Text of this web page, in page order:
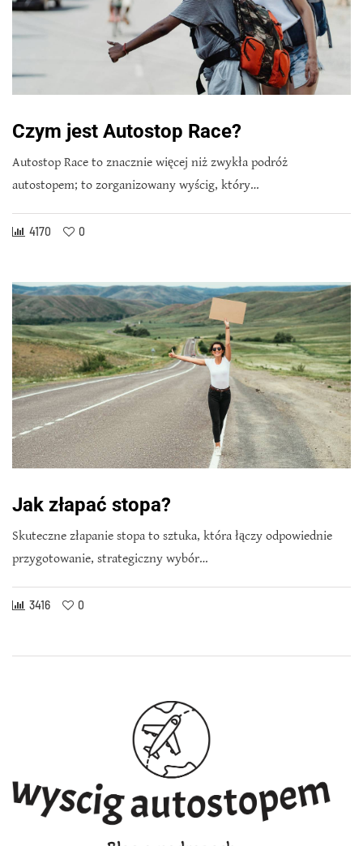
Czym jest Autostop Race?
Autostop Race to znacznie więcej niż zwykła podróż
autostopem; to zorganizowany wyścig, który…
4170 0
Jak złapać stopa?
Skuteczne złapanie stopa to sztuka, która łączy odpowiednie
przygotowanie, strategiczny wybór…
3416 0